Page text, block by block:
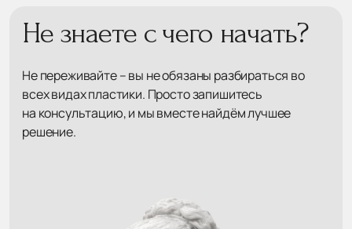
Не знаете с чего начать?
Не переживайте – вы не обязаны разбираться во
всех видах пластики. Просто запишитесь
на консультацию, и мы вместе найдём лучшее
решение.